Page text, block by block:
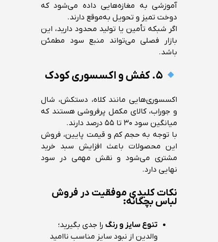
آموزشی به مغازه‌هایی داده می‌شود که
دوخت تمیز و تحویل به‌موقع دارند.
اگر شبکه تأمین یا تولید محدود دارید، این
بازار فصلی می‌تواند منبع سود مطمئن
باشد.
اکسسوری‌هایی مانند کلاه، دستکش، شال
و جوراب، کالای مکمل پرفروشی هستند که
میانگین سود ۳۰ تا ۵۵ درصد دارند.
با توجه به حجم کم و قیمت پایین، فروش
این محصولات باعث افزایش سبد خرید
مشتری می‌شود و نقش مهمی در سود
نهایی دارد.
نکات کلیدی موفقیت در فروش
لباس بچگانه:
تنوع سایز و رنگ را جدی بگیرید؛
والدین از نبود سایز مناسب ناامید